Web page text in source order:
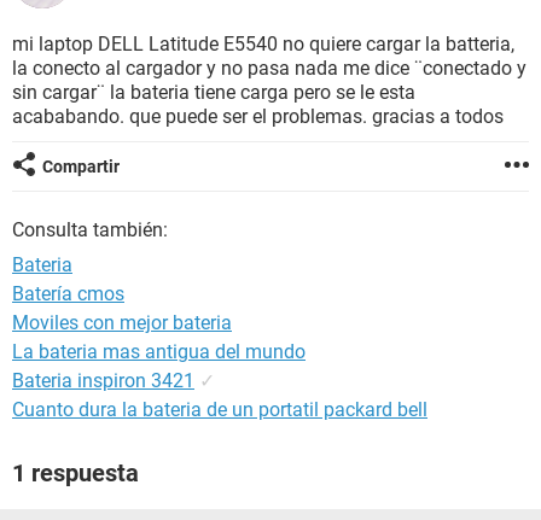
mi laptop DELL Latitude E5540 no quiere cargar la batteria,
la conecto al cargador y no pasa nada me dice ¨conectado y
sin cargar¨ la bateria tiene carga pero se le esta
acababando. que puede ser el problemas. gracias a todos
Compartir
Consulta también:
Bateria
Batería cmos
Moviles con mejor bateria
La bateria mas antigua del mundo
Bateria inspiron 3421 ✓
Cuanto dura la bateria de un portatil packard bell
1 respuesta